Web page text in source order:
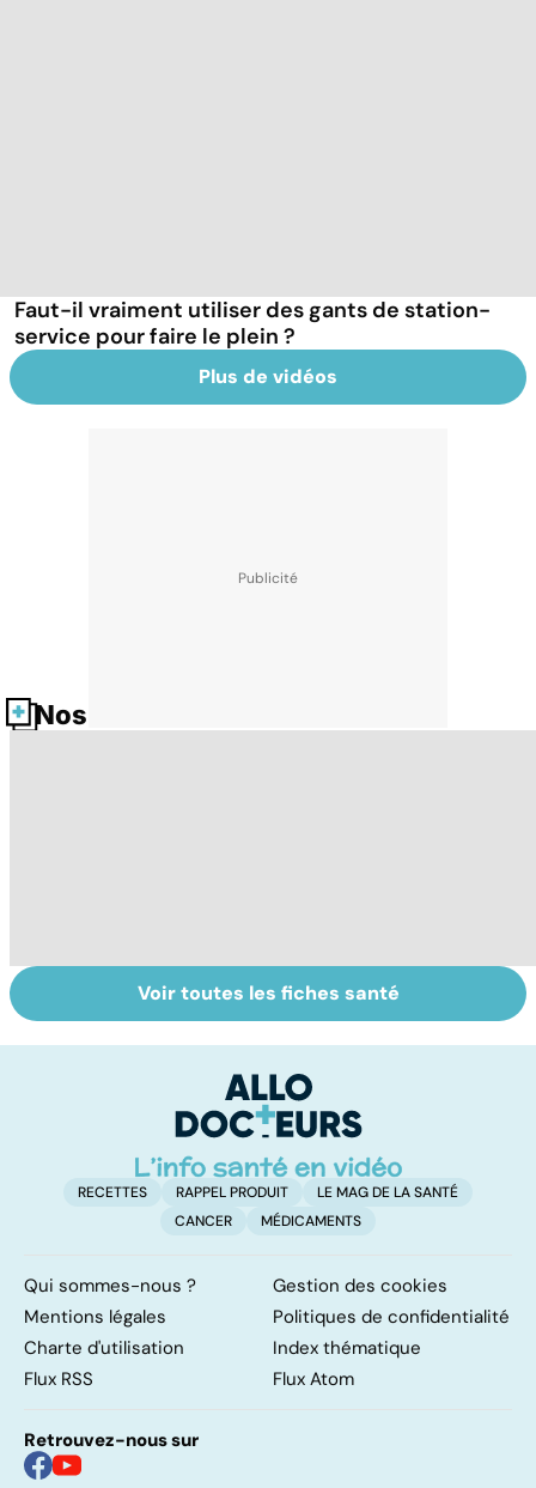
Faut-il vraiment utiliser des gants de station-
service pour faire le plein ?
Plus de vidéos
Nos fiches santé
Tout savoir sur
les infections
Inflammation des
amygdales : que
d'angine ?
Voir toutes les fiches santé
RECETTES RAPPEL PRODUIT
LE MAG DE LA SANTÉ
CANCER
MÉDICAMENTS
Qui sommes-nous ?
Gestion des cookies
Mentions légales
Politiques de confidentialité
Charte d'utilisation
Index thématique
Flux RSS
Flux Atom
Retrouvez-nous sur